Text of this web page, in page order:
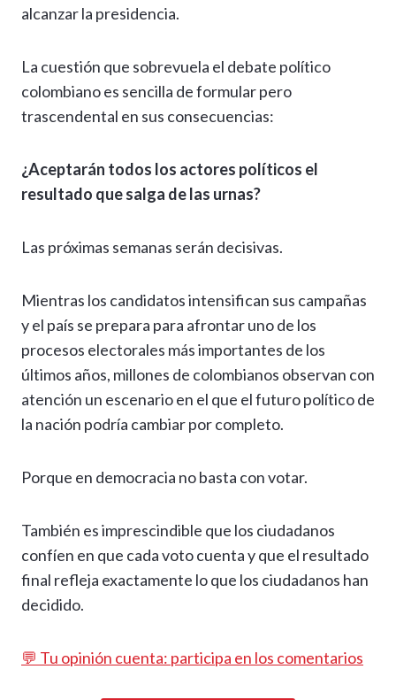
alcanzar la presidencia.
La cuestión que sobrevuela el debate político
colombiano es sencilla de formular pero
trascendental en sus consecuencias:
¿Aceptarán todos los actores políticos el
resultado que salga de las urnas?
Las próximas semanas serán decisivas.
Mientras los candidatos intensifican sus campañas
y el país se prepara para afrontar uno de los
procesos electorales más importantes de los
últimos años, millones de colombianos observan con
atención un escenario en el que el futuro político de
la nación podría cambiar por completo.
Porque en democracia no basta con votar.
También es imprescindible que los ciudadanos
confíen en que cada voto cuenta y que el resultado
final refleja exactamente lo que los ciudadanos han
decidido.
💬 Tu opinión cuenta: participa en los comentarios